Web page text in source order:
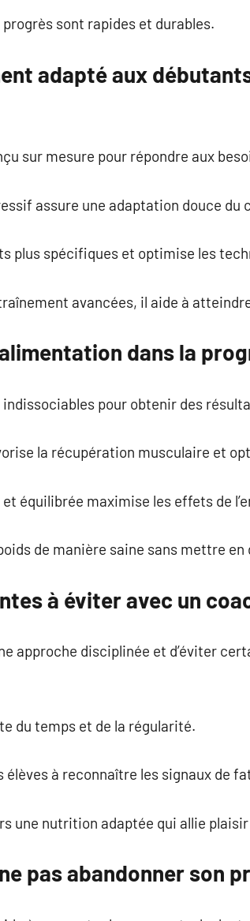
sont rapides et durables.
adapté aux
sur mesure pour répondre aux
assure une adaptation douce du
plus spécifiques et optimise les
avancées, il aide à
dans la
pour obtenir des
la récupération musculaire et
équilibrée maximise les effets de
de manière saine sans mettre
à éviter avec un
approche disciplinée et d’éviter
du temps et de la régularité.
élèves à reconnaître les signaux de
une nutrition adaptée qui allie
pas abandonner son